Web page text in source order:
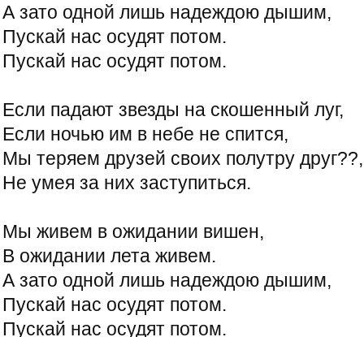
А зато одной лишь надеждою дышим,
Пускай нас осудят потом.
Пускай нас осудят потом.
Если падают звезды на скошенный луг,
Если ночью им в небе не спится,
Мы теряем друзей своих полутру друг??,
Не умея за них заступиться.
Мы живем в ожидании вишен,
В ожидании лета живем.
А зато одной лишь надеждою дышим,
Пускай нас осудят потом.
Пускай нас осудят потом.